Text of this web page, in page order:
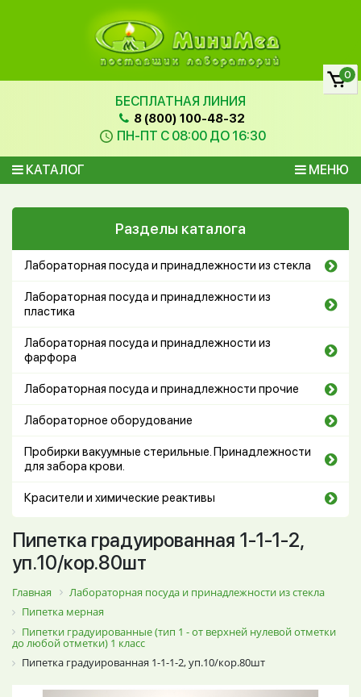
БЕСПЛАТНАЯ ЛИНИЯ
8 (800) 100-48-32
ПН-ПТ С 08:00 ДО 16:30
КАТАЛОГ МЕНЮ
0
Разделы каталога
Лабораторная посуда и принадлежности из стекла
Лабораторная посуда и принадлежности из
пластика
Лабораторная посуда и принадлежности из
фарфора
Лабораторная посуда и принадлежности прочие
Лабораторное оборудование
Пробирки вакуумные стерильные. Принадлежности
для забора крови.
Красители и химические реактивы
Пипетка градуированная 1-1-1-2,
уп.10/кор.80шт
Главная
Лабораторная посуда и принадлежности из стекла
Пипетка мерная
Пипетки градуированные (тип 1 - от верхней нулевой отметки
до любой отметки) 1 класс
Пипетка градуированная 1-1-1-2, уп.10/кор.80шт